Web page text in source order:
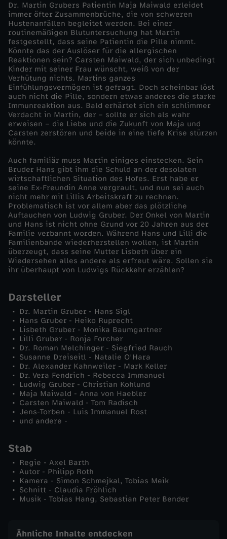
s
c
h
t
r
ä
u
m
e
(
2
Dr. Martin Grubers Patientin Maja Maiwald erleidet
immer öfter Zusammenbrüche, die von schweren
Hustenanfällen begleitet werden. Bei einer
routinemäßigen Blutuntersuchung hat Martin
festgestellt, dass seine Patientin die Pille nimmt.
Könnte das der Auslöser für die allergischen
Reaktionen sein? Carsten Maiwald, der sich unbedingt
Kinder mit seiner Frau wünscht, weiß von der
Verhütung nichts. Martins ganzes
Einfühlungsvermögen ist gefragt. Doch scheinbar löst
auch nicht die Pille, sondern etwas anderes die starke
Immunreaktion aus. Bald erhärtet sich ein schlimmer
Verdacht in Martin, der – sollte er sich als wahr
erweisen – die Liebe und die Zukunft von Maja und
Carsten zerstören und beide in eine tiefe Krise stürzen
könnte.
Auch familiär muss Martin einiges einstecken. Sein
Bruder Hans gibt ihm die Schuld an der desolaten
wirtschaftlichen Situation des Hofes. Erst habe er
seine Ex-Freundin Anne vergrault, und nun sei auch
nicht mehr mit Lillis Arbeitskraft zu rechnen.
Problematisch ist vor allem aber das plötzliche
Auftauchen von Ludwig Gruber. Der Onkel von Martin
und Hans ist nicht ohne Grund vor 20 Jahren aus der
Familie verbannt worden. Während Hans und Lilli die
Familienbande wiederherstellen wollen, ist Martin
überzeugt, dass seine Mutter Lisbeth über ein
Wiedersehen alles andere als erfreut wäre. Sollen sie
ihr überhaupt von Ludwigs Rückkehr erzählen?
Darsteller
Dr. Martin Gruber - Hans Sigl
Hans Gruber - Heiko Ruprecht
Lisbeth Gruber - Monika Baumgartner
Lilli Gruber - Ronja Forcher
Dr. Roman Melchinger - Siegfried Rauch
Susanne Dreiseitl - Natalie O'Hara
Dr. Alexander Kahnweiler - Mark Keller
Dr. Vera Fendrich - Rebecca Immanuel
Ludwig Gruber - Christian Kohlund
Maja Maiwald - Anna von Haebler
Carsten Maiwald - Tom Radisch
Jens-Torben - Luis Immanuel Rost
und andere -
Stab
Regie - Axel Barth
Autor - Philipp Roth
Kamera - Simon Schmejkal, Tobias Meik
Schnitt - Claudia Fröhlich
Musik - Tobias Hang, Sebastian Peter Bender
Ähnliche Inhalte entdecken